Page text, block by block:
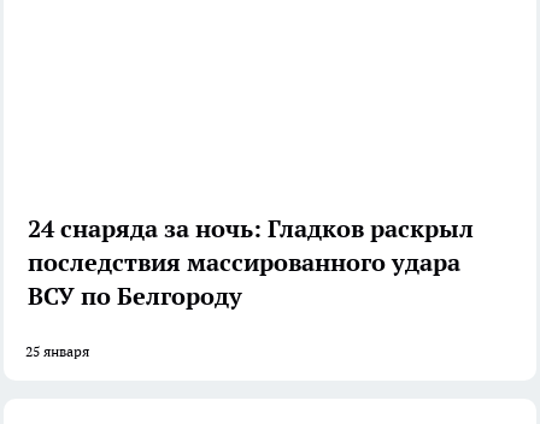
24 снаряда за ночь: Гладков раскрыл
последствия массированного удара
ВСУ по Белгороду
25 января